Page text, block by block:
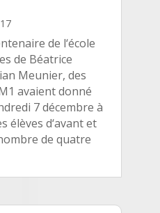
de l‘école
de Béatrice
Meunier, des
avaient donné
7 décembre à
élèves d‘avant et
de quatre